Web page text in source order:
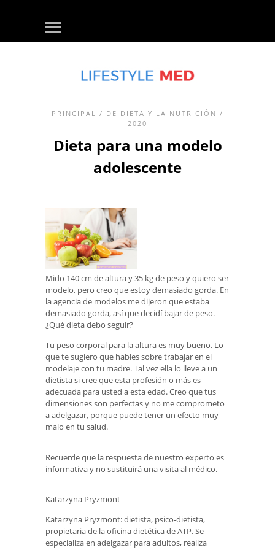
PRINCIPAL / DE DIETA Y LA NUTRICIÓN /
2020
Dieta para una modelo
adolescente
Mido 140 cm de altura y 35 kg de peso y quiero ser
modelo, pero creo que estoy demasiado gorda. En
la agencia de modelos me dijeron que estaba
demasiado gorda, así que decidí bajar de peso.
¿Qué dieta debo seguir?
Tu peso corporal para la altura es muy bueno. Lo
que te sugiero que hables sobre trabajar en el
modelaje con tu madre. Tal vez ella lo lleve a un
dietista si cree que esta profesión o más es
adecuada para usted a esta edad. Creo que tus
dimensiones son perfectas y no me comprometo
a adelgazar, porque puede tener un efecto muy
malo en tu salud.
Recuerde que la respuesta de nuestro experto es
informativa y no sustituirá una visita al médico.
Katarzyna Pryzmont
Katarzyna Pryzmont: dietista, psico-dietista,
propietaria de la oficina dietética de ATP. Se
especializa en adelgazar para adultos, realiza